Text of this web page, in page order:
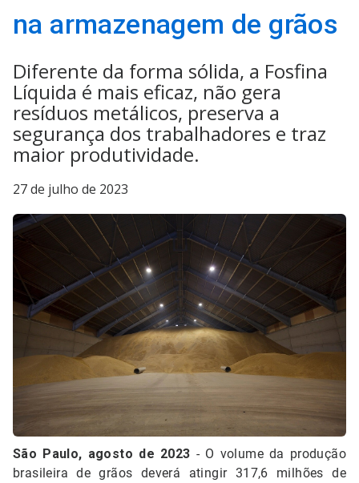
na armazenagem de grãos
Diferente da forma sólida, a Fosfina
Líquida é mais eficaz, não gera
resíduos metálicos, preserva a
segurança dos trabalhadores e traz
maior produtividade.
27 de julho de 2023
São Paulo, agosto de 2023 - O volume da produção
brasileira de grãos deverá atingir 317,6 milhões de